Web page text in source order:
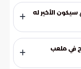
الأخير له
هو محطته
مما جعل
لها عاطفياً طوال
في ملعب